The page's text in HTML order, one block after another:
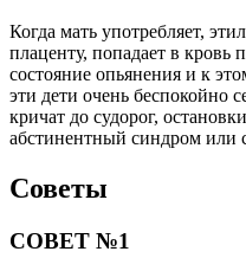
Когда мать употребляет,
плаценту, попадает в кровь
состояние опьянения и к
эти дети очень беспокойно
кричат до судорог,
абстинентный синдром или
Советы
СОВЕТ №1